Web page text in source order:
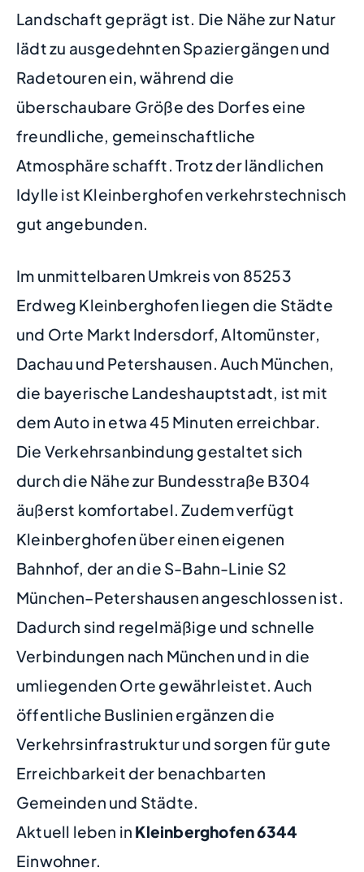
Landschaft geprägt ist. Die Nähe zur Natur
lädt zu ausgedehnten Spaziergängen und
Radetouren ein, während die
überschaubare Größe des Dorfes eine
freundliche, gemeinschaftliche
Atmosphäre schafft. Trotz der ländlichen
Idylle ist Kleinberghofen verkehrstechnisch
gut angebunden.
Im unmittelbaren Umkreis von 85253
Erdweg Kleinberghofen liegen die Städte
und Orte Markt Indersdorf, Altomünster,
Dachau und Petershausen. Auch München,
die bayerische Landeshauptstadt, ist mit
dem Auto in etwa 45 Minuten erreichbar.
Die Verkehrsanbindung gestaltet sich
durch die Nähe zur Bundesstraße B304
äußerst komfortabel. Zudem verfügt
Kleinberghofen über einen eigenen
Bahnhof, der an die S-Bahn-Linie S2
München–Petershausen angeschlossen ist.
Dadurch sind regelmäßige und schnelle
Verbindungen nach München und in die
umliegenden Orte gewährleistet. Auch
öffentliche Buslinien ergänzen die
Verkehrsinfrastruktur und sorgen für gute
Erreichbarkeit der benachbarten
Gemeinden und Städte.
Aktuell leben in Kleinberghofen6344
Einwohner.